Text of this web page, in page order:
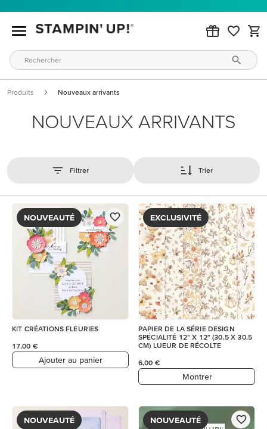
Produits Nouveaux arrivants
NOUVEAUX ARRIVANTS
Filtrer Trier
NOUVEAUTÉ
KIT CRÉATIONS FLEURIES
17,00 €
Ajouter au panier
EXCLUSIVITÉ
PAPIER DE LA SÉRIE DESIGN
SPÉCIALITÉ 12" X 12" (30,5 X 30,5
CM) LUEUR DE RÉCOLTE
6,00 €
Montrer
NOUVEAUTÉ NOUVEAUTÉ